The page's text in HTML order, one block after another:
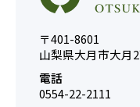
〒401-8601
山梨県大月市大月
電話
0554-22-2111